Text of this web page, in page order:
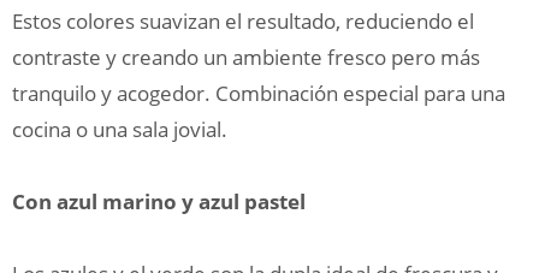
Estos colores suavizan el resultado, reduciendo el
contraste y creando un ambiente fresco pero más
tranquilo y acogedor. Combinación especial para una
cocina o una sala jovial.
Con azul marino y azul pastel